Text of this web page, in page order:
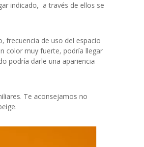
indicado, a través de ellos se
frecuencia de uso del espacio
color muy fuerte, podría llegar
podría darle una apariencia
Te aconsejamos no